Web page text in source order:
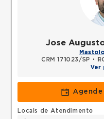
Jose
CRM 171023/SP •
Ver
Locais de Atendimento